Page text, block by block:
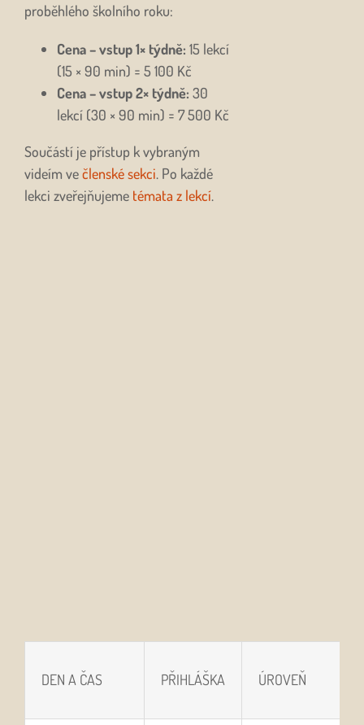
proběhlého školního roku:
Cena – vstup 1× týdně: 15 lekcí
(15 × 90 min) = 5 100 Kč
Cena – vstup 2× týdně: 30
lekcí (30 × 90 min) = 7 500 Kč
Součástí je přístup k vybraným
videím večlenské sekci. Po každé
lekci zveřejňujeme témata z lekcí.
DEN A ČAS PŘIHLÁŠKA ÚROVEŇ